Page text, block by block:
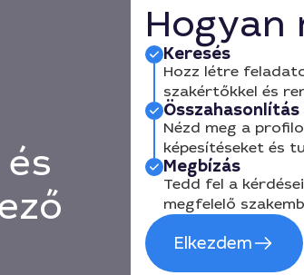
Hogyan
Keresés
Hozz létre
szakértőkkel és
Összahasonlítás
Nézd meg a
képesítéseket és
Megbízás
Tedd fel a
megfelelő
Elkezdem